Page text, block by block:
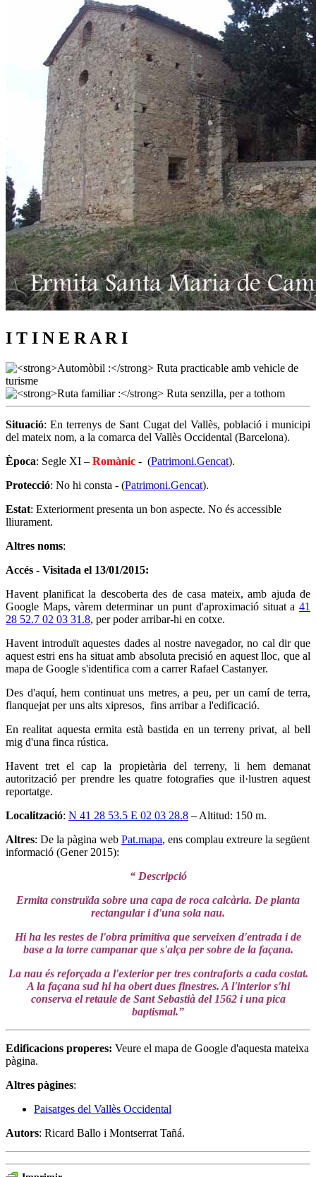
I T I N E R A R I
Situació: En terrenys de Sant Cugat del Vallès, població i municipi
del mateix nom, a la comarca del Vallès Occidental (Barcelona).
Època: Segle XI – Romànic - (Patrimoni.Gencat).
Protecció: No hi consta - (Patrimoni.Gencat).
Estat: Exteriorment presenta un bon aspecte. No és accessible
lliurament.
Altres noms:
Accés - Visitada el 13/01/2015:
Havent planificat la descoberta des de casa mateix, amb ajuda de
Google Maps, vàrem determinar un punt d'aproximació situat a 41
28 52.7 02 03 31.8, per poder arribar-hi en cotxe.
Havent introduït aquestes dades al nostre navegador, no cal dir que
aquest estri ens ha situat amb absoluta precisió en aquest lloc, que al
mapa de Google s'identifica com a carrer Rafael Castanyer.
Des d'aquí, hem continuat uns metres, a peu, per un camí de terra,
flanquejat per uns alts xipresos, fins arribar a l'edificació.
En realitat aquesta ermita està bastida en un terreny privat, al bell
mig d'una finca rústica.
Havent tret el cap la propietària del terreny, li hem demanat
autorització per prendre les quatre fotografies que il·lustren aquest
reportatge.
Localització: N 41 28 53.5 E 02 03 28.8 – Altitud: 150 m.
Altres: De la pàgina web Pat.mapa, ens complau extreure la següent
informació (Gener 2015):
“ Descripció
Ermita construïda sobre una capa de roca calcària. De planta
rectangular i d'una sola nau.
Hi ha les restes de l'obra primitiva que serveixen d'entrada i de
base a la torre campanar que s'alça per sobre de la façana.
La nau és reforçada a l'exterior per tres contraforts a cada costat.
A la façana sud hi ha obert dues finestres. A l'interior s'hi
conserva el retaule de Sant Sebastià del 1562 i una pica
baptismal.”
Edificacions properes: Veure el mapa de Google d'aquesta mateixa
pàgina.
Altres pàgines:
Paisatges del Vallès Occidental
Autors: Ricard Ballo i Montserrat Tañá.